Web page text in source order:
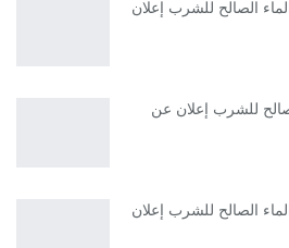
الصالح للشرب إعلان
للشرب إعلان عن
الصالح للشرب إعلان